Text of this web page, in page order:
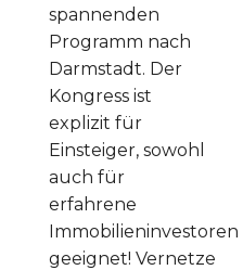
spannenden
Programm nach
Darmstadt. Der
Kongress ist
explizit für
Einsteiger, sowohl
auch für
erfahrene
Immobilieninvestoren
geeignet! Vernetze